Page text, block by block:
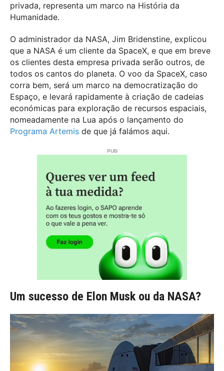
privada, representa um marco na História da
Humanidade.
O administrador da NASA, Jim Bridenstine, explicou
que a NASA é um cliente da SpaceX, e que em breve
os clientes desta empresa privada serão outros, de
todos os cantos do planeta. O voo da SpaceX, caso
corra bem, será um marco na democratização do
Espaço, e levará rapidamente à criação de cadeias
económicas para exploração de recursos espaciais,
nomeadamente na Lua após o lançamento do
Programa Artemis de que já falámos aqui.
Um sucesso de Elon Musk ou da NASA?